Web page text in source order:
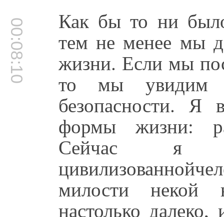
00:08:10 Как бы то ни
тем не менее мы
жизни. Если мы
то мы увидим
безопасности. Я
формы жизни:
Сейчас я
милости некой
настолько